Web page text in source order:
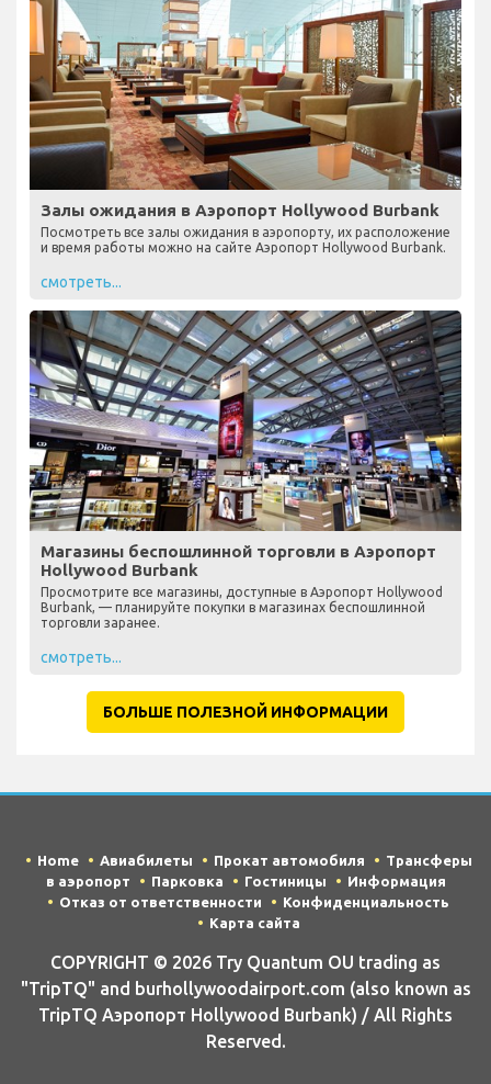
Залы ожидания в Аэропорт Hollywood Burbank
Посмотреть все залы ожидания в аэропорту, их расположение
и время работы можно на сайте Аэропорт Hollywood Burbank.
смотреть...
Магазины беспошлинной торговли в Аэропорт
Hollywood Burbank
Просмотрите все магазины, доступные в Аэропорт Hollywood
Burbank, — планируйте покупки в магазинах беспошлинной
торговли заранее.
смотреть...
БОЛЬШЕ ПОЛЕЗНОЙ ИНФОРМАЦИИ
Home Авиабилеты Прокат автомобиля
Трансферы
в аэропорт
Парковка Гостиницы
Информация
Отказ от ответственности
Конфиденциальность
Карта сайта
COPYRIGHT © 2026 Try Quantum OU trading as
"TripTQ" and burhollywoodairport.com (also known as
TripTQ Аэропорт Hollywood Burbank) / All Rights
Reserved.